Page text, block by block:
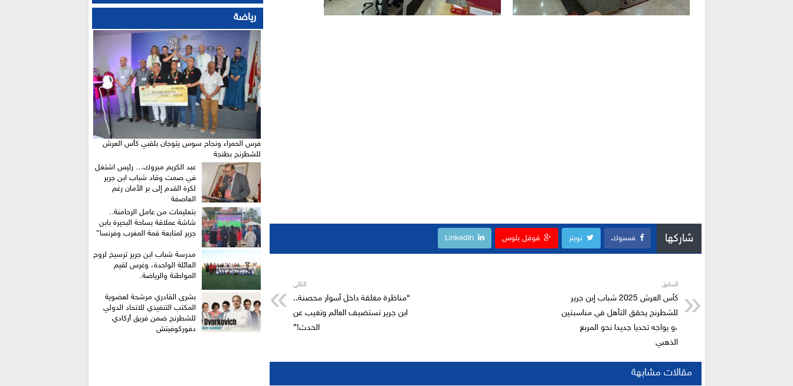
رياضة
فرس الحمراء ونجاح سوس يتوجان بلقبي كأس العرش
للشطرنج بطنجة
عبد الكريم مبروك… رئيس اشتغل
في صمت وقاد شباب ابن جرير
لكرة القدم إلى بر الأمان رغم
العاصفة
بتعليمات من عامل الرحامنة..
شاشة عملاقة بساحة البحيرة بابن
جرير لمتابعة قمة المغرب وفرنسا”
​مدرسة شباب ابن جرير ترسيخ لروح
العائلة الواحدة، وغرس لقيم
المواطنة والرياضة.
بشرى القادري مرشحة لعضوية
المكتب التنفيذي للاتحاد الدولي
للشطرنج ضمن فريق أركادي
دفوركوفيتش
شاركها فسبوك تويتر قوقل بلوس LinkedIn
السابق
كأس العرش 2025 شباب إبن جرير
للشطرنج يحقق التأهل في مناسبتين
،و يواجه تحديا جديدا نحو المربع
الذهبي
التالي
“مناظرة مغلقة داخل أسوار محصنة..
ابن جرير تستضيف العالم وتغيب عن
الحدث!”
مقالات مشابهة